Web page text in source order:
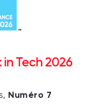
Tech 2026
Numéro 7